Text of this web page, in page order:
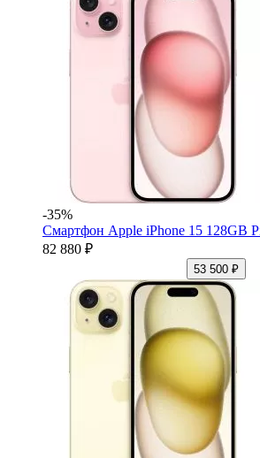
-35%
Смартфон Apple iPhone 15 128GB
82 880 ₽
53 500 ₽